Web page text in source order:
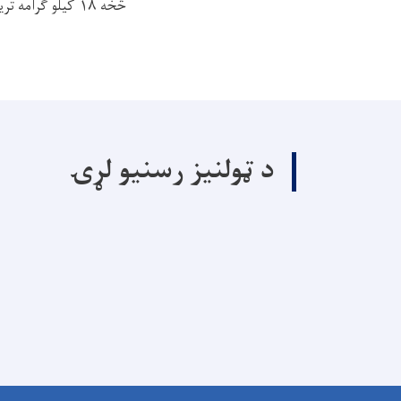
څخه ۱۸ کیلو ګرامه تریاک هلمند ته قاچاق کړي.
د ټولنیز رسنیو لړۍ